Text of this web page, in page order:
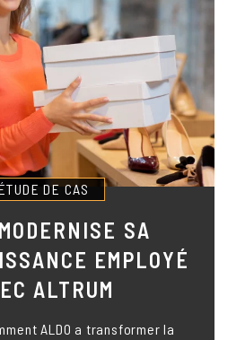
DE CAS
SA
EMPLOYÉ
ALTRUM
ALDO a transformer la